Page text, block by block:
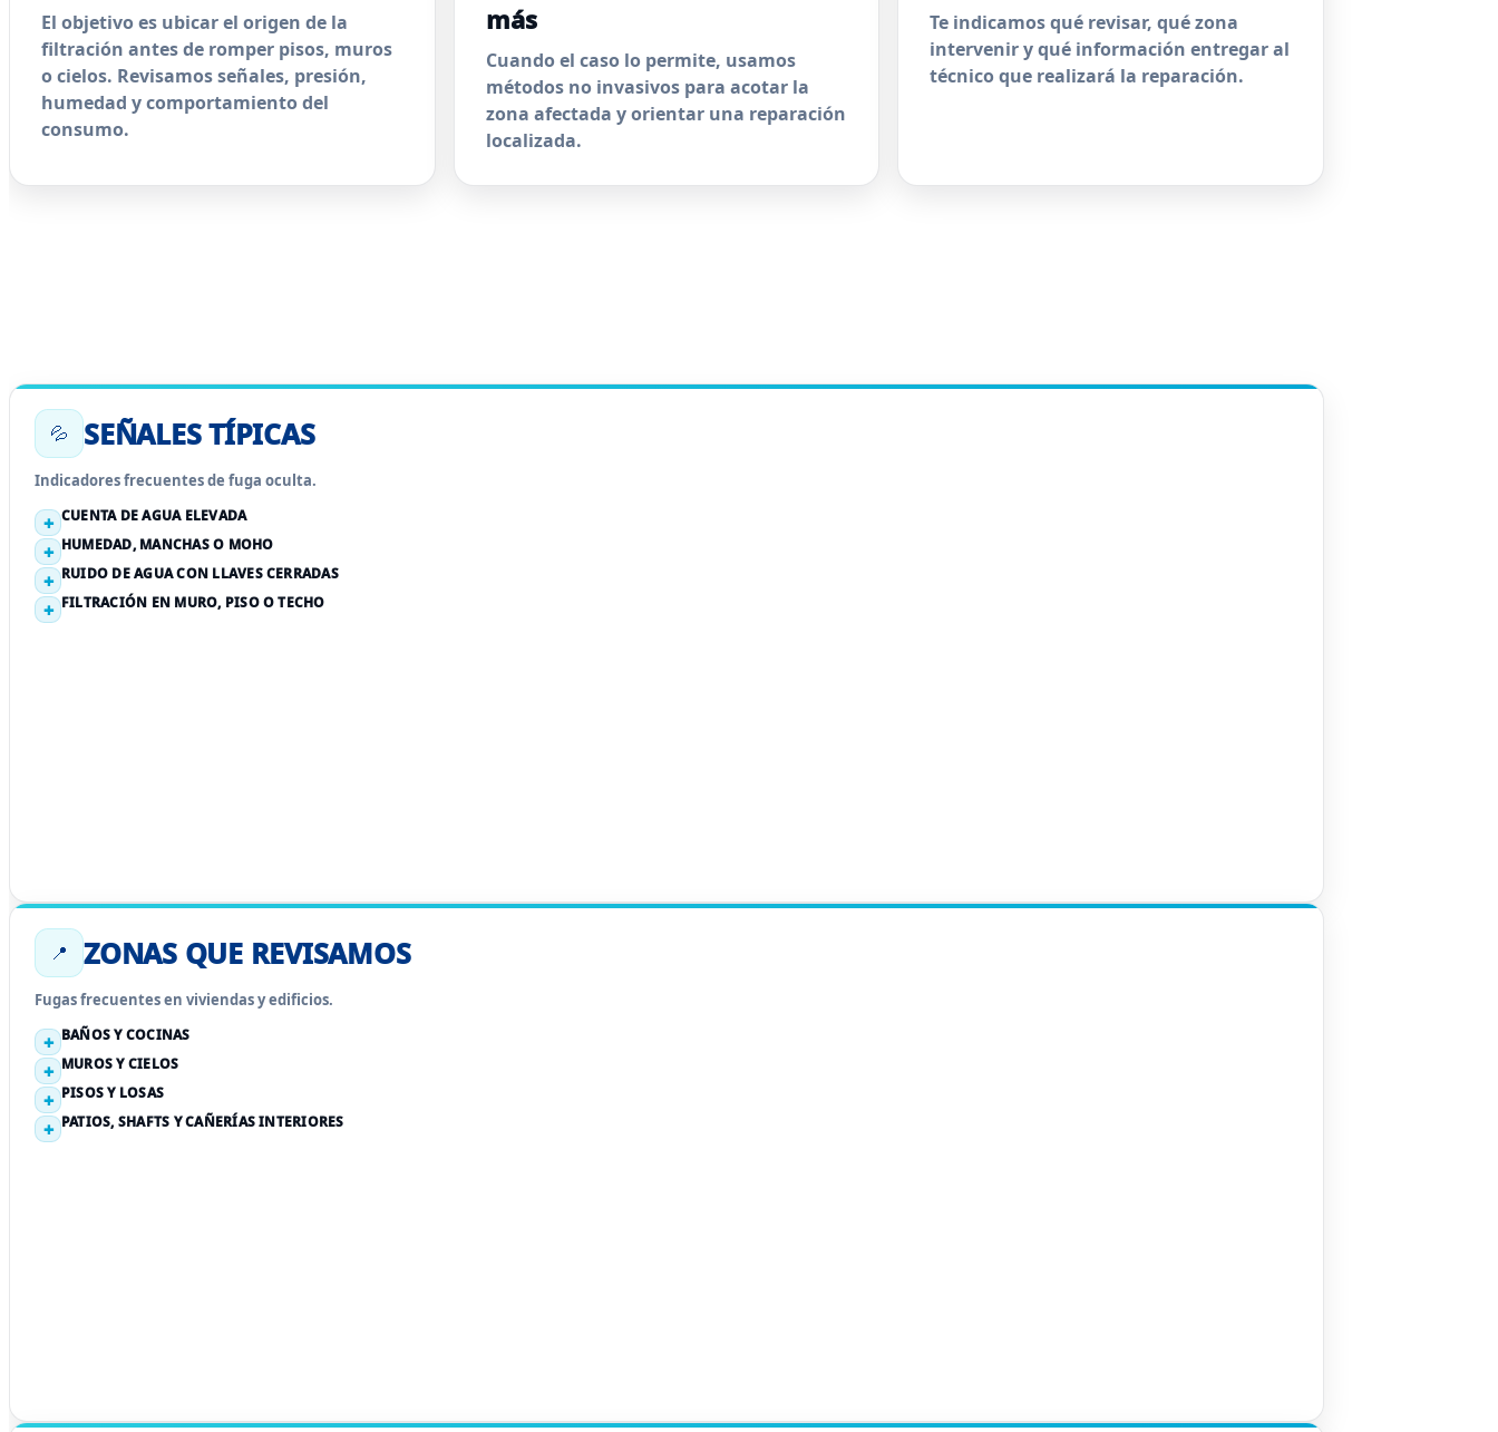
El objetivo es ubicar el origen de la
filtración antes de romper pisos, muros
o cielos. Revisamos señales, presión,
humedad y comportamiento del
consumo.
más
Cuando el caso lo permite, usamos
métodos no invasivos para acotar la
zona afectada y orientar una reparación
localizada.
Te indicamos qué revisar, qué zona
intervenir y qué información entregar al
técnico que realizará la reparación.
💦 SEÑALES TÍPICAS
Indicadores frecuentes de fuga oculta.
CUENTA DE AGUA ELEVADA
HUMEDAD, MANCHAS O MOHO
RUIDO DE AGUA CON LLAVES CERRADAS
FILTRACIÓN EN MURO, PISO O TECHO
📍 ZONAS QUE REVISAMOS
Fugas frecuentes en viviendas y edificios.
BAÑOS Y COCINAS
MUROS Y CIELOS
PISOS Y LOSAS
PATIOS, SHAFTS Y CAÑERÍAS INTERIORES